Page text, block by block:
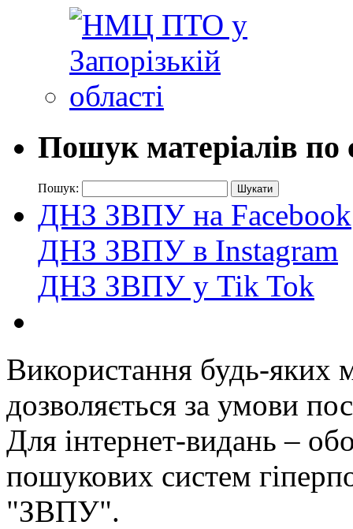
Пошук матеріалів по
Пошук:
ДНЗ ЗВПУ на Facebook
ДНЗ ЗВПУ в Instagram
ДНЗ ЗВПУ у Tik Tok
Використання будь-яких
дозволяється за умови
Для інтернет-видань –
пошукових систем
"ЗВПУ".